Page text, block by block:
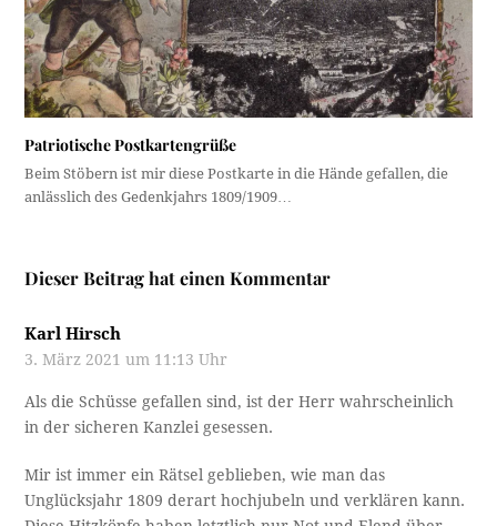
Patriotische Postkartengrüße
Beim Stöbern ist mir diese Postkarte in die Hände gefallen, die
anlässlich des Gedenkjahrs 1809/1909…
Dieser Beitrag hat einen Kommentar
Karl Hirsch
3. März 2021 um 11:13 Uhr
Als die Schüsse gefallen sind, ist der Herr wahrscheinlich
in der sicheren Kanzlei gesessen.
Mir ist immer ein Rätsel geblieben, wie man das
Unglücksjahr 1809 derart hochjubeln und verklären kann.